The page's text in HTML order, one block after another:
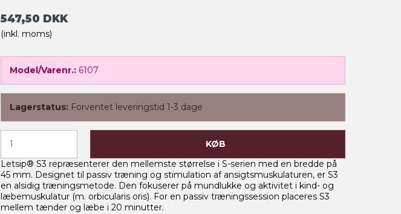
547,50 DKK
(inkl. moms)
Model/Varenr.: 6107
Lagerstatus: Forventet leveringstid 1-3 dage
KØB
Letsip® S3 repræsenterer den mellemste størrelse i S-serien med en bredde på
45 mm. Designet til passiv træning og stimulation af ansigtsmuskulaturen, er S3
en alsidig træningsmetode. Den fokuserer på mundlukke og aktivitet i kind- og
læbemuskulatur (m. orbicularis oris). For en passiv træningssession placeres S3
mellem tænder og læbe i 20 minutter.